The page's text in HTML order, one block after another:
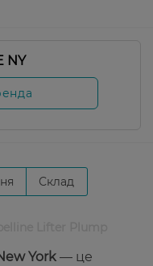
NY
Склад
York — це